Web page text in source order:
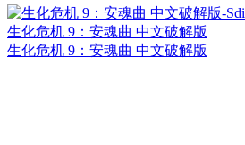
生化危机 9：安魂曲 中文破解版
生化危机 9：安魂曲 中文破解版